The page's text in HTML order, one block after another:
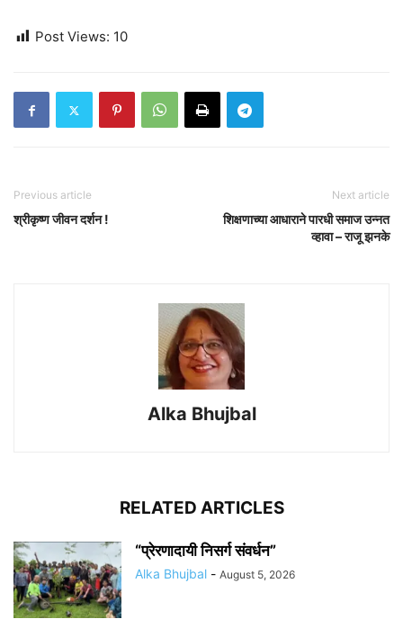
Post Views: 10
Previous article
श्रीकृष्ण जीवन दर्शन !
Next article
शिक्षणाच्या आधाराने पारधी समाज उन्नत
व्हावा – राजू झनके
Alka Bhujbal
RELATED ARTICLES
“प्रेरणादायी निसर्ग संवर्धन”
Alka Bhujbal - August 5, 2026